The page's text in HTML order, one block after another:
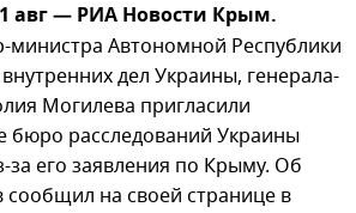
— РИА Новости Крым.
Автономной Республики
дел Украины, генерала-
Могилева пригласили
бюро расследований Украины
за его заявления по Крыму. Об
на своей странице в